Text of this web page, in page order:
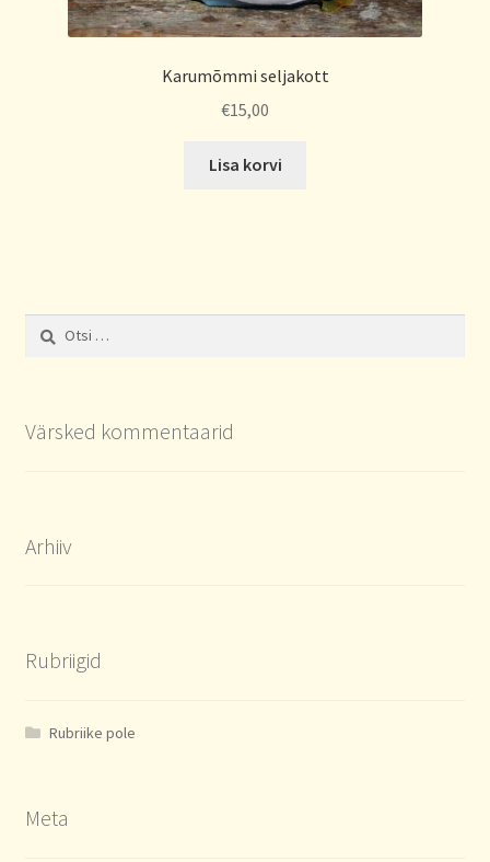
Karumõmmi seljakott
€15,00
Lisa korvi
Otsi:
Värsked kommentaarid
Arhiiv
Rubriigid
Rubriike pole
Meta